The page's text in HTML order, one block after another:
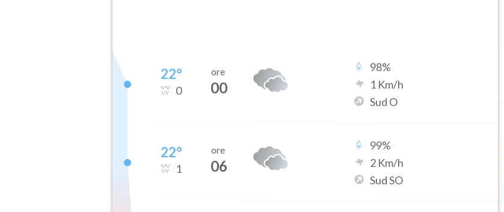
22°
0
ore
00
98%
1 Km/h
Sud O
22°
1
ore
06
99%
2 Km/h
Sud SO